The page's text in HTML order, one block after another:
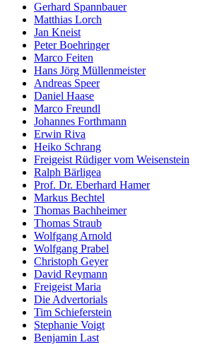
Gerhard Spannbauer
Matthias Lorch
Jan Kneist
Peter Boehringer
Marco Feiten
Hans Jörg Müllenmeister
Andreas Speer
Daniel Haase
Marco Freundl
Johannes Forthmann
Erwin Riva
Heiko Schrang
Freigeist Rüdiger vom Weisenstein
Ralph Bärligea
Prof. Dr. Eberhard Hamer
Markus Bechtel
Thomas Bachheimer
Thomas Straub
Wolfgang Arnold
Wolfgang Prabel
Christoph Geyer
David Reymann
Freigeist Maria
Die Advertorials
Tim Schieferstein
Stephanie Voigt
Benjamin Last